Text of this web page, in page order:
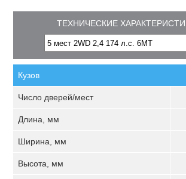
ТЕХНИЧЕСКИЕ
Кузов
Число дверей/мест
Длина, мм
Ширина, мм
Высота, мм